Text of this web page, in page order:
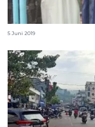
Salat Id di Jayapura
5 Juni 2019